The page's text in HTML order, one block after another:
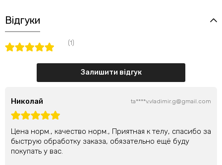
Відгуки
(1)
Залишити відгук
Николай ta****v.vladimir.g@gmail.com
Цена норм., качество норм., Приятная к телу, спасибо за
быструю обработку заказа, обязательно ещё буду
покупать у вас.